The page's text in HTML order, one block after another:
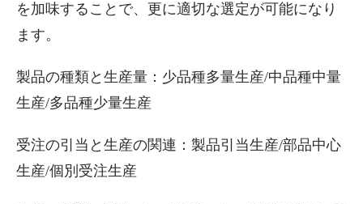
を加味することで、更に適切な選定が可能になり
ます。
製品の種類と生産量：少品種多量生産/中品種中量
生産/多品種少量生産
受注の引当と生産の関連：製品引当生産/部品中心
生産/個別受注生産